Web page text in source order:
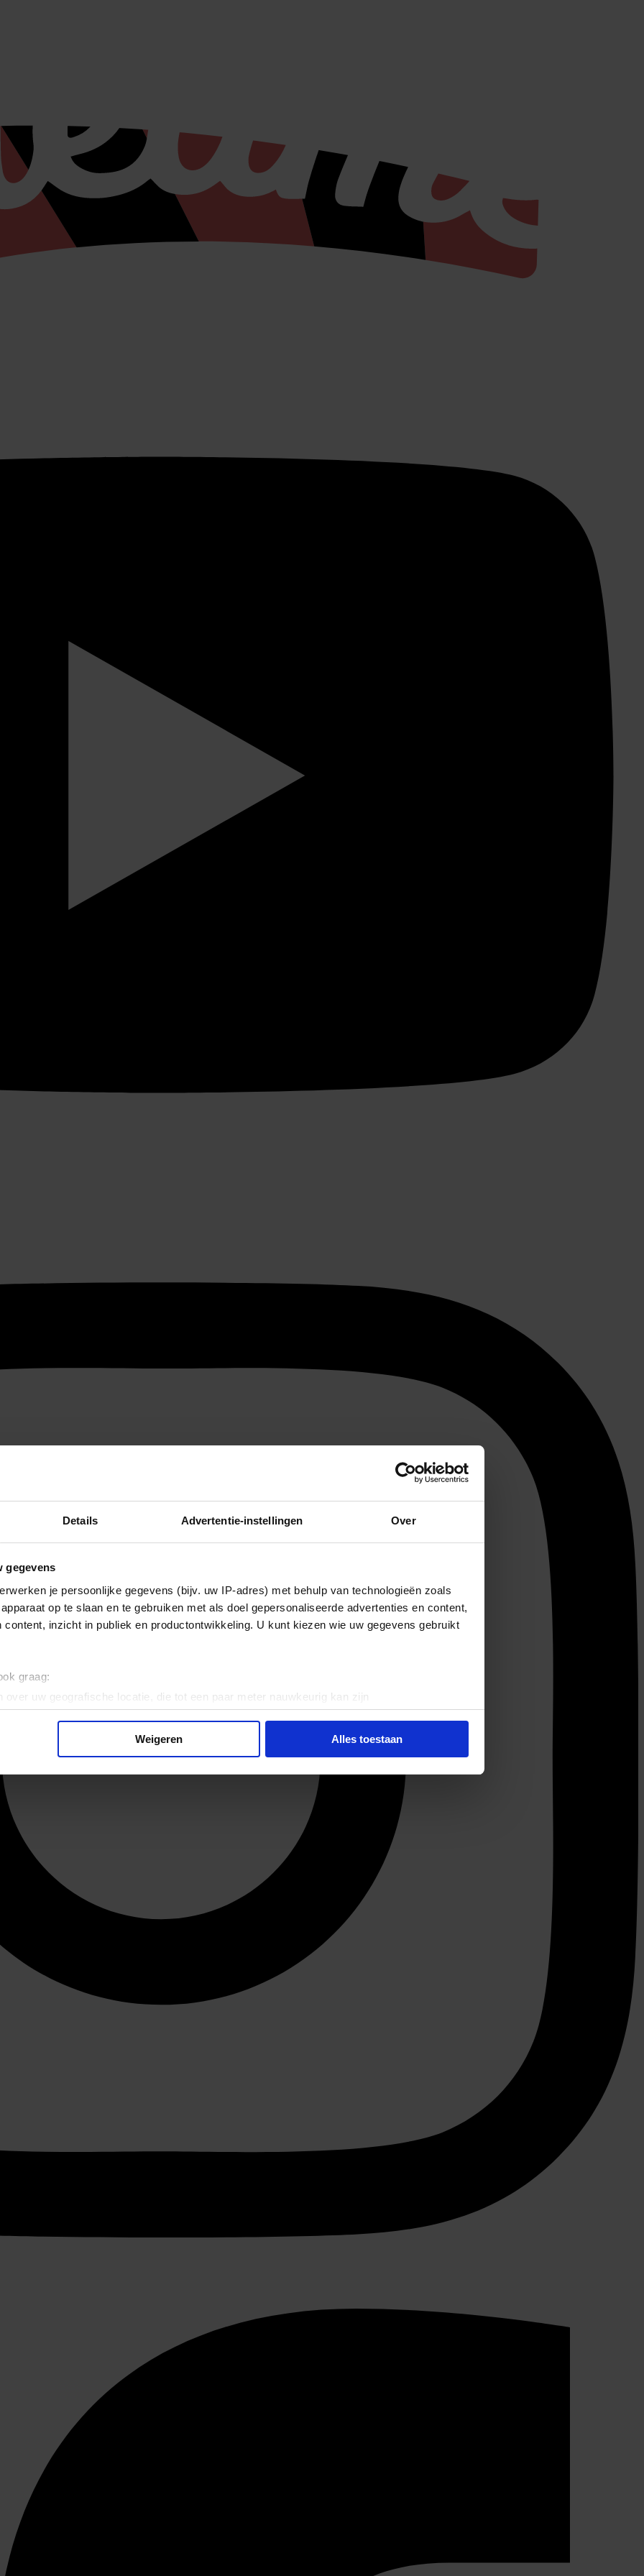
Details Advertentie-instellingen Over
gegevens
je persoonlijke gegevens (bijv. uw IP-adres) met behulp van technologieën zoals
op te slaan en te gebruiken met als doel gepersonaliseerde advertenties en content,
content, inzicht in publiek en productontwikkeling. U kunt kiezen wie uw gegevens gebruikt
graag:
over uw geografische locatie, die tot een paar meter nauwkeurig kan zijn
door het actief te scannen op specifieke eigenschappen (fingerprinting)
gegevens worden verwerkt en stel uw voorkeuren in het
detailgedeelte
en advertenties te personaliseren, om functies voor social media te bieden en om ons
Ook delen we informatie over uw gebruik van onze site met onze partners voor social
Deze partners kunnen deze gegevens combineren met andere informatie die u aan ze heeft
op basis van uw gebruik van hun services.
Weigeren Alles toestaan